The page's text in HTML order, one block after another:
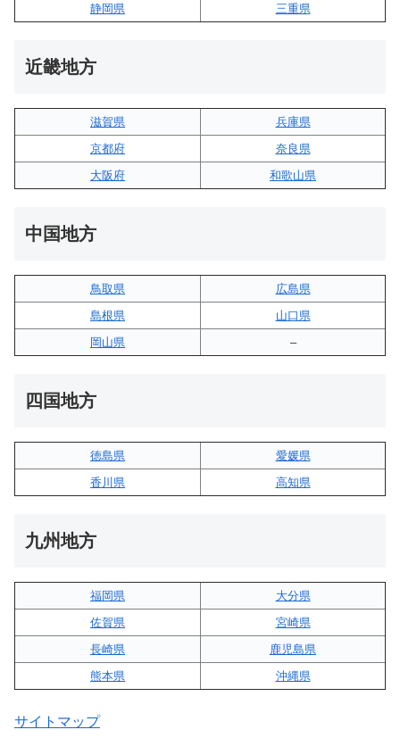
静岡県
三重県
近畿地方
滋賀県
兵庫県
京都府
奈良県
大阪府
和歌山県
中国地方
鳥取県
広島県
島根県
山口県
岡山県
–
四国地方
徳島県
愛媛県
香川県
高知県
九州地方
福岡県
大分県
佐賀県
宮崎県
長崎県
鹿児島県
熊本県
沖縄県
サイトマップ